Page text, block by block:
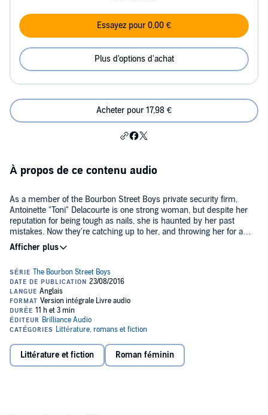
Essayez pour 0,00 €
Plus d'options d'achat
Acheter pour 17,98 €
À propos de ce contenu audio
As a member of the Bourbon Street Boys private security firm,
Antoinette "Toni" Delacourte is one strong woman, but despite her
reputation for being tough as nails, she is haunted by her past
mistakes. Now they're catching up to her, and throwing her for a
loop.
would break apart the group she'd come to see as family, she
walked away - straight into the arms of Charlie, and an abusive
relationship.
For the past decade she's tried to keep her feelings for Lucky
platonic - he's her friend, her colleague, and he's got his own past to
finds herself feeling vulnerable and unable to deny her attraction to
Lucky any longer.
Littérature et fiction Roman féminin